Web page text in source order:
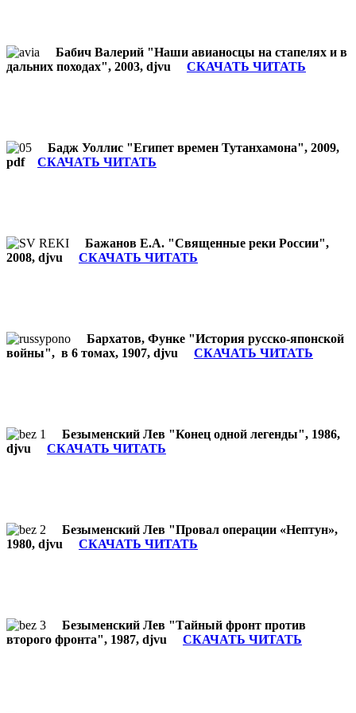
Бабич Валерий "Наши авианосцы на стапелях и в
дальних походах", 2003, djvu СКАЧАТЬ ЧИТАТЬ
Бадж Уоллис "Египет времен Тутанхамона", 2009,
pdf СКАЧАТЬ ЧИТАТЬ
Бажанов Е.А. "Священные реки России",
2008, djvu СКАЧАТЬ ЧИТАТЬ
Бархатов, Функе "История русско-японской
войны", в 6 томах, 1907, djvu СКАЧАТЬ ЧИТАТЬ
Безыменский Лев "Конец одной легенды", 1986,
djvu СКАЧАТЬ ЧИТАТЬ
Безыменский Лев "Провал операции «Нептун»,
1980, djvu СКАЧАТЬ ЧИТАТЬ
Безыменский Лев "Тайный фронт против
второго фронта", 1987, djvu СКАЧАТЬ ЧИТАТЬ